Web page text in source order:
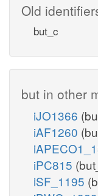
Old
but_c
but in other
iJO1366
iAF1260
iPC815
iSF_1195